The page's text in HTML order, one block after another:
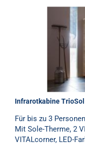
Infrarotkabine
Für bis zu 3
Mit Sole-Therme, 2
VITALcorner, LED-